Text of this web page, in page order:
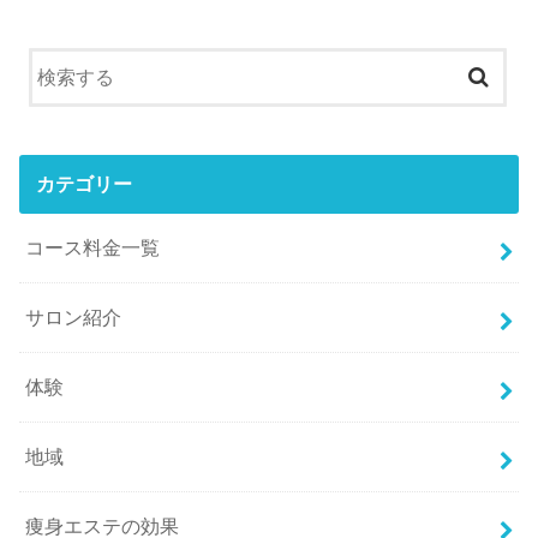
カテゴリー
コース料金一覧
サロン紹介
体験
地域
痩身エステの効果